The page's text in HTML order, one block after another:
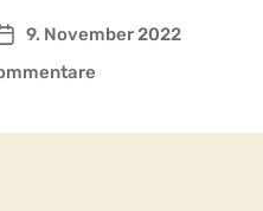
Beitragsdatum
9. November 2022
zu